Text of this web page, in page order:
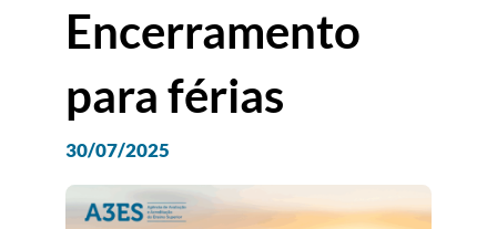
Encerramento
para férias
30/07/2025